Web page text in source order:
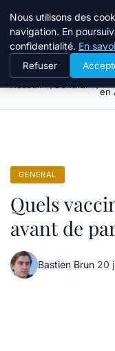
Tourisme
en
GENERAL
Quels
avant de
Bastien Brun·20
Nous utilisons des
navigation. En
confidentialité. En
Refuser